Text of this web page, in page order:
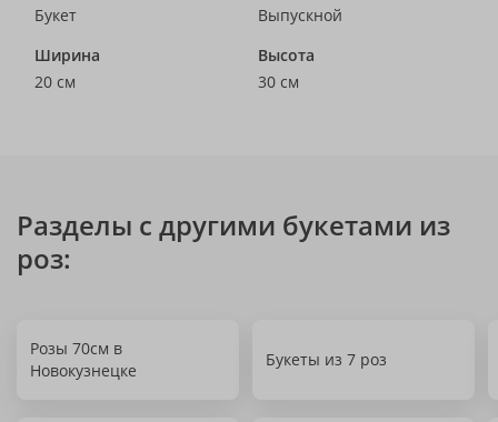
Букет
Выпускной
Ширина
20 см
Высота
30 см
Разделы с другими букетами из
роз:
Розы 70см в
Новокузнецке
Букеты из 7 роз